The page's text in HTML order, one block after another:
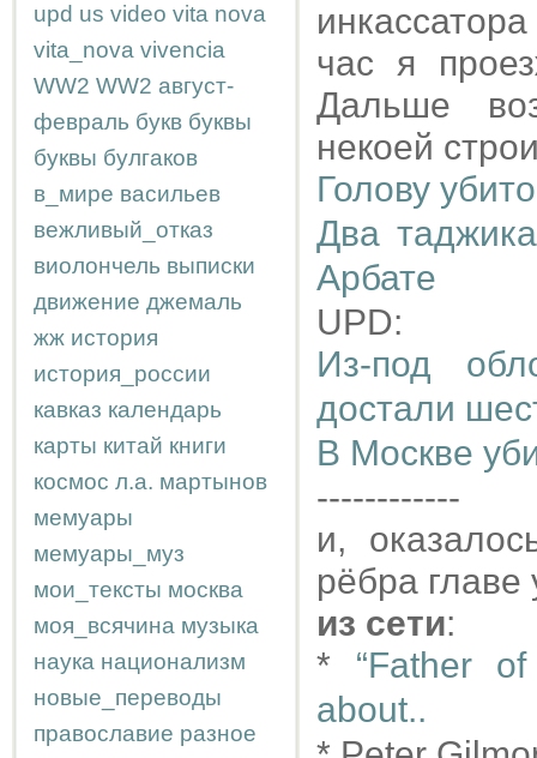
upd us video vita nova
vita_nova vivencia
WW2 WW2 август-
февраль букв буквы
буквы булгаков
в_мире васильев
вежливый_отказ
виолончель выписки
движение джемаль
жж история
история_россии
кавказ календарь
карты китай книги
космос л.а. мартынов
мемуары
мемуары_муз
мои_тексты москва
моя_всячина музыка
наука национализм
новые_переводы
православие разное
час я
Дальше
некоей
Голову
Два
Арбате
UPD:
Из-под
достали
В Москве
------------
и,
рёбра
из сети:
* “Father
about..